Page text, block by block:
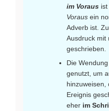
im Voraus
Voraus ein
Adverb ist.
Ausdruck mit
geschrieben.
Die Wendung
genutzt, um
hinzuweisen,
Ereignis
eher im